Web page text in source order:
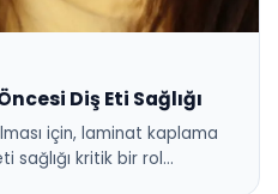
Diş Eti Sağlığı
için, laminat kaplama
sağlığı kritik bir rol…